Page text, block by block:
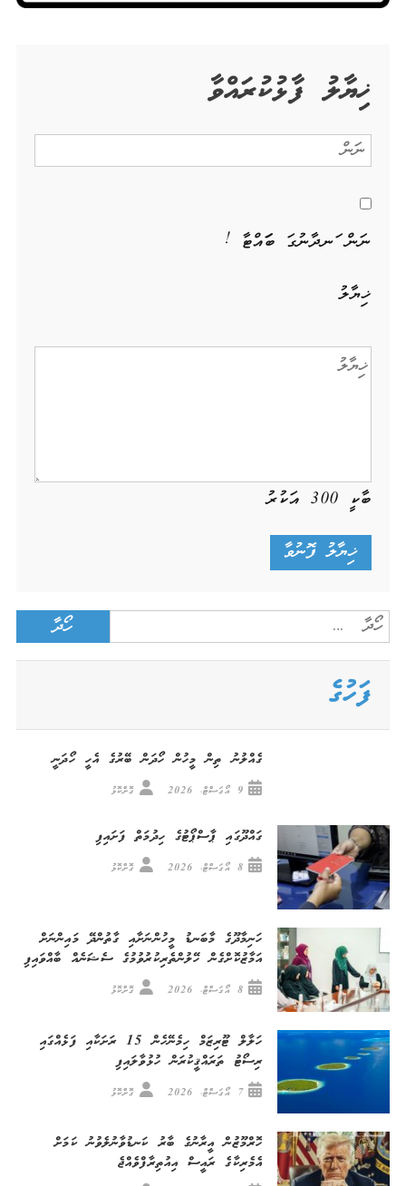
ޚިޔާލު ފާޅުކުރައްވާ
ނަން ހަނދާނުގަ ބަހައްޓާ !
ޚިޔާލު
ބާކީ 300އަކުރު
Search
for:
ފަހުގެ
ގެއްލުނު ތިން މީހުން ހޯދަން ބޭރުގެ އެހީ ހޯދަނީ
9 އޯގަސްޓް، 2026 ގޮށްކޮޅު
ގައްދޫގައި ޕާސްޕޯޓުގެ ހިދުމަތް ފަށައިފި
8 އޯގަސްޓް، 2026 ގޮށްކޮޅު
ހަނިމާދޫގެ މާބަނޑު މީހުންނަށާއި ގާތުންދޭ މައިންނަށް
އަމާޒުކޮށްގެން ހޭލުންތެރިކުރުވުމުގެ ސެޝަނެއް ބާއްވައިފި
8 އޯގަސްޓް، 2026 ގޮށްކޮޅު
ހަލާލް ޓޫރިޒަމް ހިމެނޭހެން 15 ރަށަކާއި ފަޅެއްގައި
ރިސޯޓު ތަރައްޤީކުރަން ހުޅުވާލައިފި
7 އޯގަސްޓް، 2026 ގޮށްކޮޅު
ހޮރްމޫޒުން އީރާނުގެ ބާރު ކަނޑުވާނުލެވުނު ކަމަށް
އެމެރިކާގެ ރައީސް އިއުތިރާފްވެއްޖެ